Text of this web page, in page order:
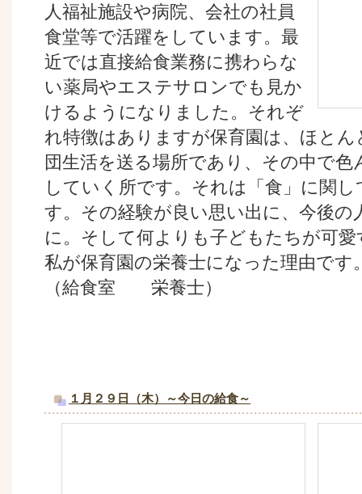
人福祉施設や病院、会社の社員
食堂等で活躍をしています。最
近では直接給食業務に携わらな
い薬局やエステサロンでも見か
けるようになりました。それぞ
れ特徴はありますが保育園は、ほと
団生活を送る場所であり、その中で
していく所です。それは「食」に関
す。その経験が良い思い出に、今後
に。そして何よりも子どもたちが可愛
私が保育園の栄養士になった理由です
（給食室 栄養士）
１月２９日（木）～今日の給食～